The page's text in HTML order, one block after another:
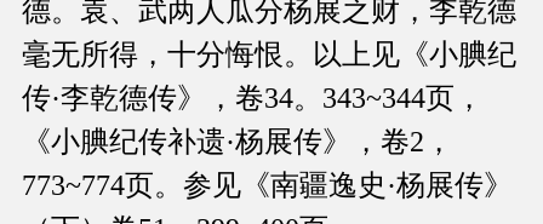
德。袁、武两人瓜分杨展之财，李乾德
毫无所得，十分悔恨。以上见《小腆纪
传·李乾德传》，卷34。343~344页，
《小腆纪传补遗·杨展传》，卷2，
773~774页。参见《南疆逸史·杨展传》